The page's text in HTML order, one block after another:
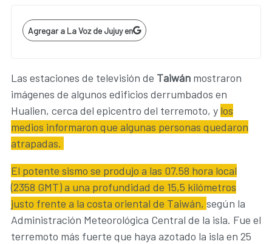
Agregar a La Voz de Jujuy en
Las estaciones de televisión de Taiwán mostraron
imágenes de algunos edificios derrumbados en
Hualien, cerca del epicentro del terremoto, y los
medios informaron que algunas personas quedaron
atrapadas.
El potente sismo se produjo a las 07.58 hora local
(2358 GMT) a una profundidad de 15,5 kilómetros
justo frente a la costa oriental de Taiwán, según la
Administración Meteorológica Central de la isla. Fue el
terremoto más fuerte que haya azotado la isla en 25